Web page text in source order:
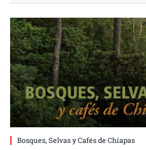
Bosques, Selvas y Cafés de Chiapas